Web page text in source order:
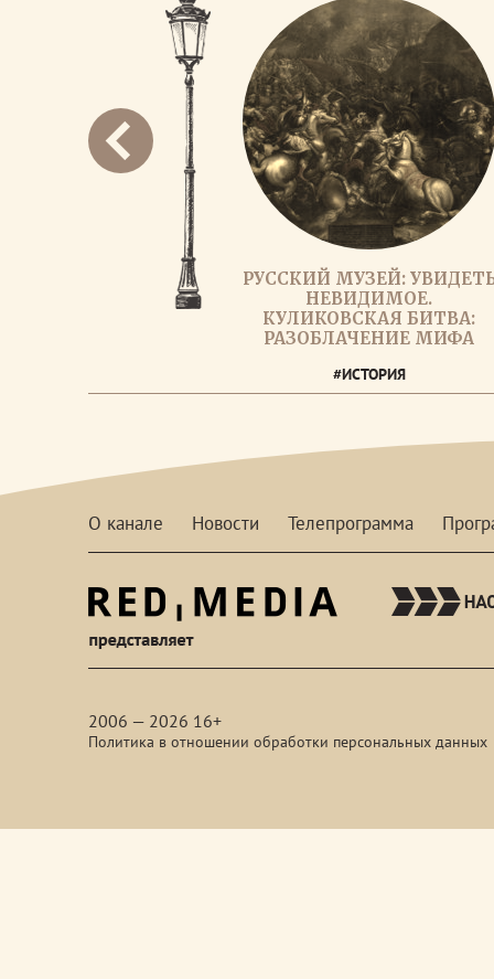
РУССКИЙ МУЗЕЙ:
НЕВИДИМОЕ.
КУЛИКОВСКАЯ БИТВА:
РАЗОБЛАЧЕНИЕ МИФА
#ИСТОРИЯ
О канале Новости Телепрограмма
2006 — 2026 16+
Политика в отношении обработки персональных данных